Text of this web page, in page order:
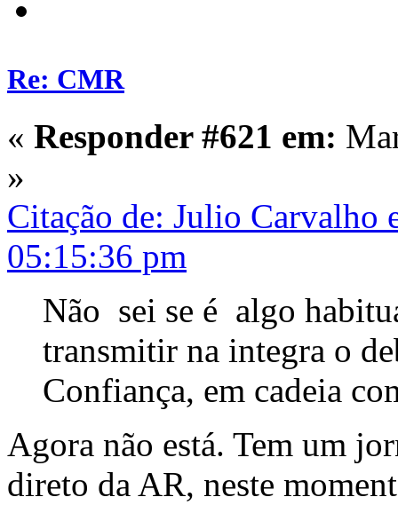
Re: CMR
« Responder #621 em:
»
Citação de: Julio Carvalho
05:15:36 pm
Não sei se é algo
transmitir na integra o
Confiança, em cadeia
Agora não está. Tem um
direto da AR, neste